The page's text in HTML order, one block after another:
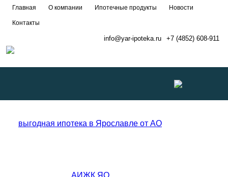
Главная О компании Ипотечные продукты Новости
Контакты
info@yar-ipoteka.ru +7 (4852) 608-911